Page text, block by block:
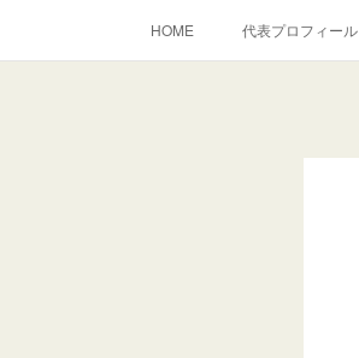
HOME 代表プロフィール